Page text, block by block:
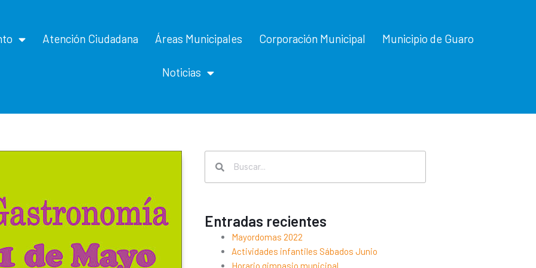
Atención Ciudadana Áreas Municipales Corporación Municipal Municipio de Guaro
Noticias
Entradas recientes
Mayordomas 2022
Actividades infantiles Sábados Junio
Horario gimnasio municipal